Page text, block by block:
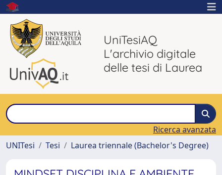
UniTesiAQ
L'archivio digitale
delle tesi di Laurea
Ricerca avanzata
UNITesi
Tesi Laurea triennale (Bachelor's Degree)